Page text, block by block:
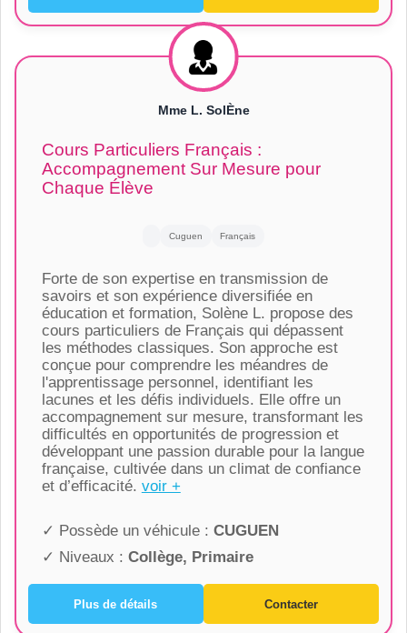
Mme L. SolÈne
Cours Particuliers Français :
Accompagnement Sur Mesure pour
Chaque Élève
Cuguen Français
Forte de son expertise en transmission de
savoirs et son expérience diversifiée en
éducation et formation, Solène L. propose des
cours particuliers de Français qui dépassent
les méthodes classiques. Son approche est
conçue pour comprendre les méandres de
l'apprentissage personnel, identifiant les
lacunes et les défis individuels. Elle offre un
accompagnement sur mesure, transformant les
difficultés en opportunités de progression et
développant une passion durable pour la langue
française, cultivée dans un climat de confiance
et d’efficacité. voir +
✓ Possède un véhicule : CUGUEN
✓ Niveaux : Collège, Primaire
Plus de détails Contacter